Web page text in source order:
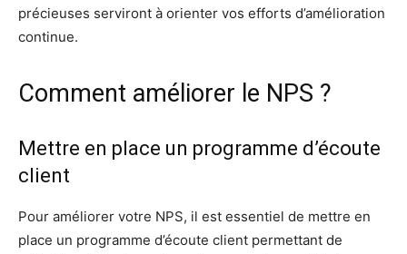
précieuses serviront à orienter vos efforts d’amélioration
continue.
Comment améliorer le NPS ?
Mettre en place un programme d’écoute
client
Pour améliorer votre NPS, il est essentiel de mettre en
place un programme d’écoute client permettant de